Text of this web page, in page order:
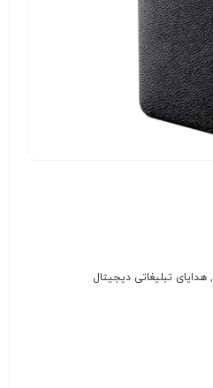
, هدایای تبلیغاتی دیجیتال